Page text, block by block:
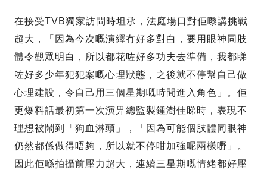
在接受TVB獨家訪問時坦承，法庭場口對佢嚟講挑戰
超大，「因為今次嘅演繹冇好多對白，要用眼神同肢
體令觀眾明白，所以都花咗好多功夫去準備，我都睇
咗好多少年犯犯案嘅心理狀態，之後就不停幫自己做
心理建設，令自己用三個星期嘅時間進入角色」。佢
更爆料話最初第一次演畀總監製鍾澍佳睇時，表現不
理想被鬧到「狗血淋頭」，「因為可能個肢體同眼神
仍然都係做得唔夠，所以就不停咁加強呢兩樣嘢」。
因此佢喺拍攝前壓力超大，連續三星期嘅情緒都好壓